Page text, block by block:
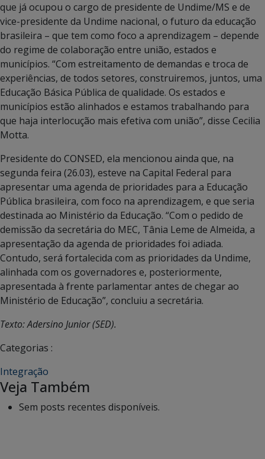
que já ocupou o cargo de presidente de Undime/MS e de
vice-presidente da Undime nacional, o futuro da educação
brasileira – que tem como foco a aprendizagem – depende
do regime de colaboração entre união, estados e
municípios. “Com estreitamento de demandas e troca de
experiências, de todos setores, construiremos, juntos, uma
Educação Básica Pública de qualidade. Os estados e
municípios estão alinhados e estamos trabalhando para
que haja interlocução mais efetiva com união”, disse Cecilia
Motta.
Presidente do CONSED, ela mencionou ainda que, na
segunda feira (26.03), esteve na Capital Federal para
apresentar uma agenda de prioridades para a Educação
Pública brasileira, com foco na aprendizagem, e que seria
destinada ao Ministério da Educação. “Com o pedido de
demissão da secretária do MEC, Tânia Leme de Almeida, a
apresentação da agenda de prioridades foi adiada.
Contudo, será fortalecida com as prioridades da Undime,
alinhada com os governadores e, posteriormente,
apresentada à frente parlamentar antes de chegar ao
Ministério de Educação”, concluiu a secretária.
Texto: Adersino Junior (SED).
Categorias :
Integração
Veja Também
Sem posts recentes disponíveis.